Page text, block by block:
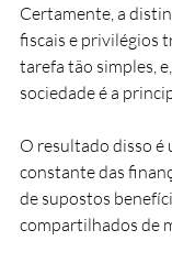
Certamente, a
fiscais e privilégios
tarefa tão simples,
sociedade é a
O resultado disso é
constante das
de supostos
compartilhados de